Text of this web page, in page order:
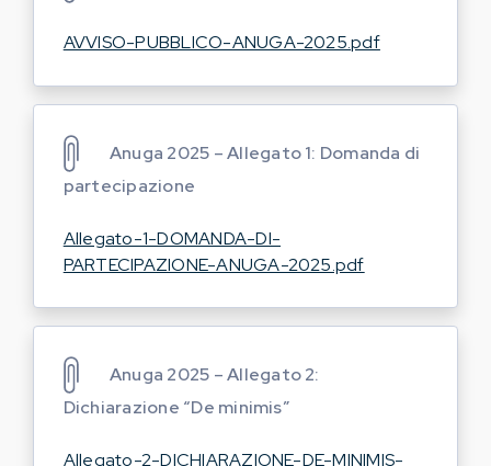
AVVISO-PUBBLICO-ANUGA-2025.pdf
Anuga 2025 – Allegato 1: Domanda di
partecipazione
Allegato-1-DOMANDA-DI-
PARTECIPAZIONE-ANUGA-2025.pdf
Anuga 2025 – Allegato 2:
Dichiarazione “De minimis”
Allegato-2-DICHIARAZIONE-DE-MINIMIS-